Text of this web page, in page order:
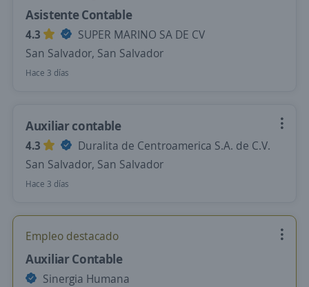
Asistente Contable
4.3
SUPER MARINO SA DE CV
San Salvador, San Salvador
Hace 3 días
Auxiliar contable
4.3
Duralita de Centroamerica S.A. de C.V.
San Salvador, San Salvador
Hace 3 días
Empleo destacado
Auxiliar Contable
Sinergia Humana